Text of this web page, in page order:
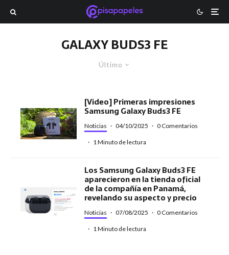
GALAXY BUDS3 FE
Último
[Video] Primeras impresiones
Samsung Galaxy Buds3 FE
Noticias · 04/10/2025 · 0 Comentarios
· 1 Minuto de lectura
Los Samsung Galaxy Buds3 FE
aparecieron en la tienda oficial
de la compañía en Panamá,
revelando su aspecto y precio
Noticias · 07/08/2025 · 0 Comentarios
· 1 Minuto de lectura